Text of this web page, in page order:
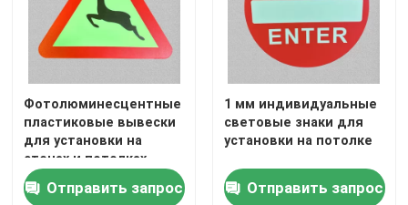
Фотолюминесцентные
пластиковые вывески
для установки на
стенах и потолках
Отправить запрос
1 мм индивидуальные
световые знаки для
установки на потолке
Отправить запрос